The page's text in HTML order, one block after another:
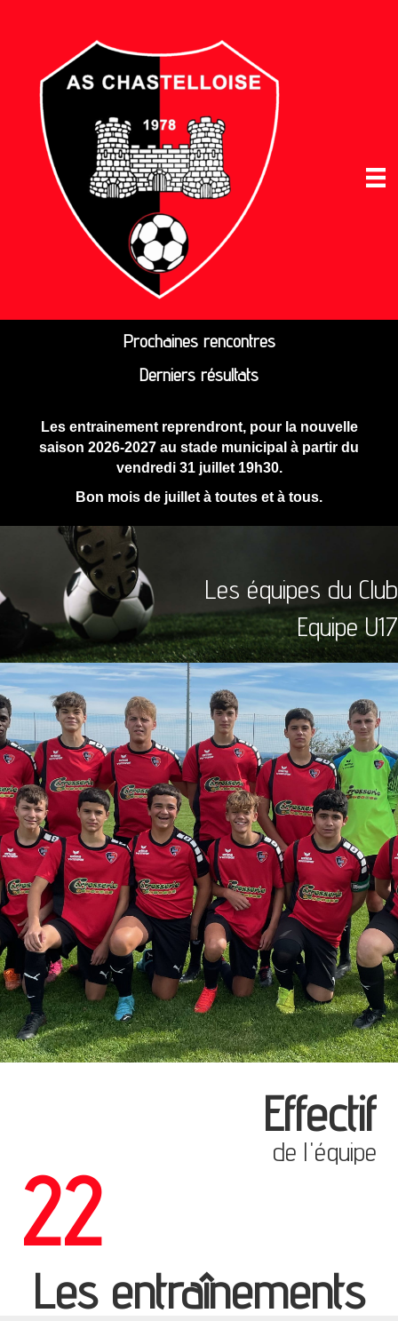
Prochaines rencontres
Derniers résultats
Les entrainement reprendront, pour la nouvelle
saison 2026-2027 au stade municipal à partir du
vendredi 31 juillet 19h30.
Bon mois de juillet à toutes et à tous.
Les équipes du Club
Equipe U17
Effectif
de l'équipe
22
Les entraînements